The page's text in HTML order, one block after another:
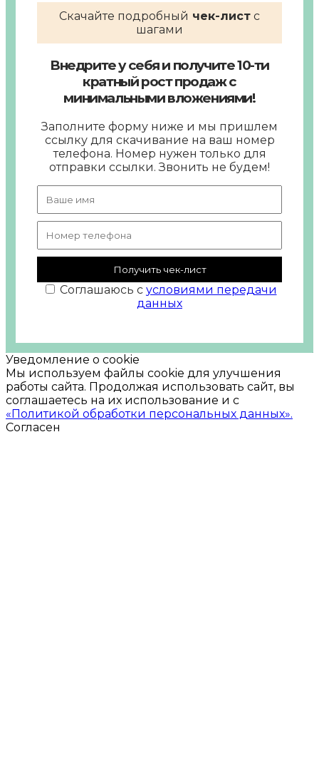
Скачайте подробный чек-лист с
шагами
Внедрите у себя и получите 10-ти
кратный рост продаж с
минимальными вложениями!
Заполните форму ниже и мы пришлем
ссылку для скачивание на ваш номер
телефона. Номер нужен только для
отправки ссылки. Звонить не будем!
Получить чек-лист
Соглашаюсь с условиями передачи
данных
Уведомление о cookie
Мы используем файлы cookie для улучшения
работы сайта. Продолжая использовать сайт, вы
соглашаетесь на их использование и с
«Политикой обработки персональных данных».
Согласен